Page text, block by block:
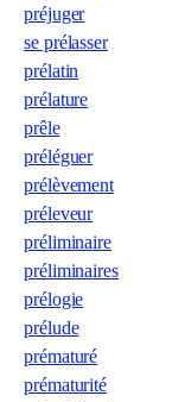
préjuger
se prélasser
prélatin
prélature
prêle
préléguer
prélèvement
préleveur
préliminaire
préliminaires
prélogie
prélude
prématuré
prématurité